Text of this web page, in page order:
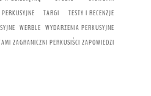
TARGI
TESTY I RECENZJE
WERBLE WYDARZENIA PERKUSYJNE
ZAGRANICZNI PERKUSIŚCI ZAPOWIEDZI